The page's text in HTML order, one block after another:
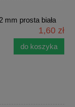
mm prosta biała
1,60 zł
do koszyka